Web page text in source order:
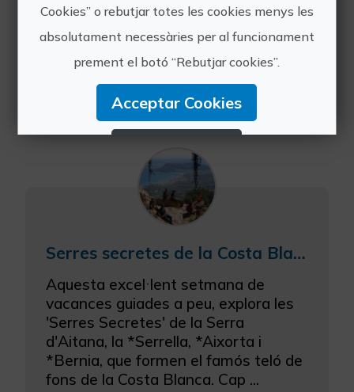
Costa Blanca, un paradís per al
Enduro/All Mountain MTB
Segurament ja saps per què la Costa
Blanca és coneguda a tot el món ... sí,
Benidorm i els seus gratacels, Calp,
Dénia i les seues enormes p...
Serres secretes de la Costa Blanca
Aquesta excel·lent setmana de
vacances guiades a peu, explora les
'Serres Secretes' de la Serra
d'Aitana, la *Serrella, *Aixorta i
*Bernia, que formen el famós teló de
fons de la Costa Blanca. Cap ...
Cookies” o rebutjar totes les cookies menys les
absolutament necessàries per al funcionament
prement el botó “Rebutjar cookies”.
Acceptar Cookies
Configurar Cookies
Més informació